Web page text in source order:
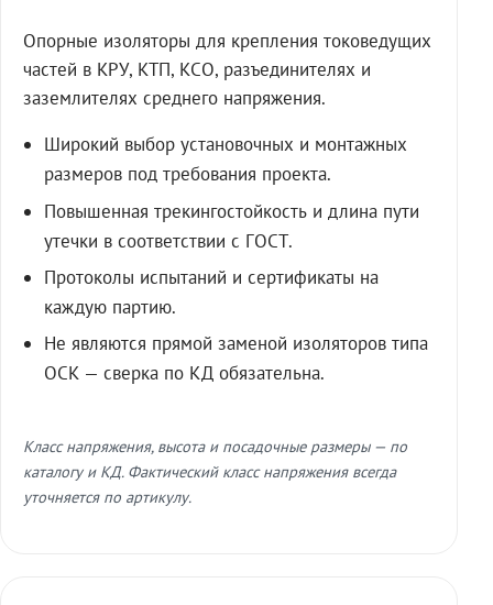
Опорные изоляторы для крепления токоведущих
частей в КРУ, КТП, КСО, разъединителях и
заземлителях среднего напряжения.
Широкий выбор установочных и монтажных
размеров под требования проекта.
Повышенная трекингостойкость и длина пути
утечки в соответствии с ГОСТ.
Протоколы испытаний и сертификаты на
каждую партию.
Не являются прямой заменой изоляторов типа
ОСК — сверка по КД обязательна.
Класс напряжения, высота и посадочные размеры — по
каталогу и КД. Фактический класс напряжения всегда
уточняется по артикулу.